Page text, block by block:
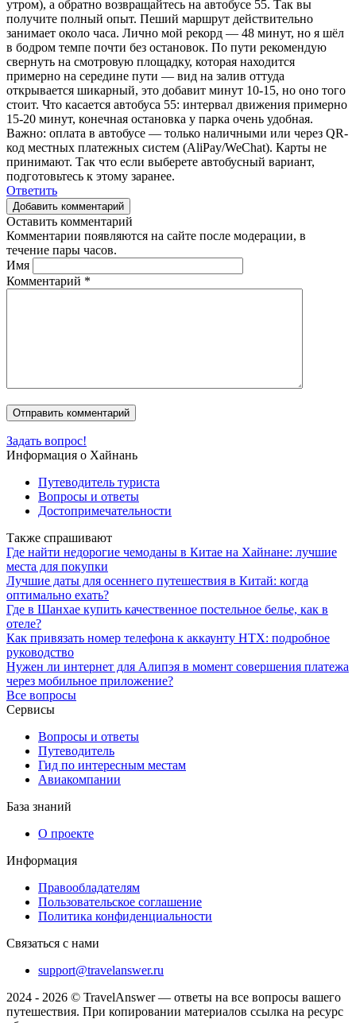
утром), а обратно возвращайтесь на автобусе 55. Так вы
получите полный опыт. Пеший маршрут действительно
занимает около часа. Лично мой рекорд — 48 минут, но я шёл
в бодром темпе почти без остановок. По пути рекомендую
свернуть на смотровую площадку, которая находится
примерно на середине пути — вид на залив оттуда
открывается шикарный, это добавит минут 10-15, но оно того
стоит. Что касается автобуса 55: интервал движения примерно
15-20 минут, конечная остановка у парка очень удобная.
Важно: оплата в автобусе — только наличными или через QR-
код местных платежных систем (AliPay/WeChat). Карты не
принимают. Так что если выберете автобусный вариант,
подготовьтесь к этому заранее.
Ответить
Добавить комментарий
Оставить комментарий
Комментарии появляются на сайте после модерации, в
течение пары часов.
Имя
Комментарий *
Задать вопрос!
Информация о Хайнань
Путеводитель туриста
Вопросы и ответы
Достопримечательности
Также спрашивают
Где найти недорогие чемоданы в Китае на Хайнане: лучшие
места для покупки
Лучшие даты для осеннего путешествия в Китай: когда
оптимально ехать?
Где в Шанхае купить качественное постельное белье, как в
отеле?
Как привязать номер телефона к аккаунту HTX: подробное
руководство
Нужен ли интернет для Алипэя в момент совершения платежа
через мобильное приложение?
Все вопросы
Сервисы
Вопросы и ответы
Путеводитель
Гид по интересным местам
Авиакомпании
База знаний
О проекте
Информация
Правообладателям
Пользовательское соглашение
Политика конфиденциальности
Связаться с нами
support@travelanswer.ru
2024 - 2026 © TravelAnswer — ответы на все вопросы вашего
путешествия. При копировании материалов ссылка на ресурс